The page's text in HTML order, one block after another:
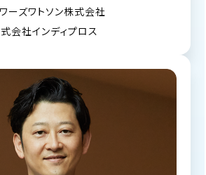
ーズワトソン株式会社
会社インディプロス